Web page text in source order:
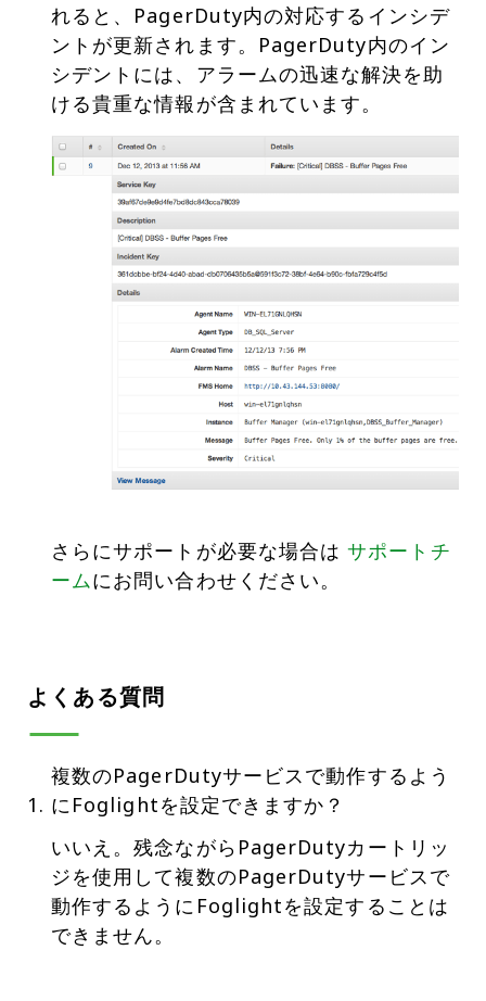
れると、PagerDuty内の対応するインシデ
ントが更新されます。PagerDuty内のイン
シデントには、アラームの迅速な解決を助
さらにサポートが必要な場合はサポートチ
ームにお問い合わせください。
よくある質問
複数のPagerDutyサービスで動作するよう
にFoglightを設定できますか？
いいえ。残念ながらPagerDutyカートリッ
ジを使用して複数のPagerDutyサービスで
動作するようにFoglightを設定することは
できません。